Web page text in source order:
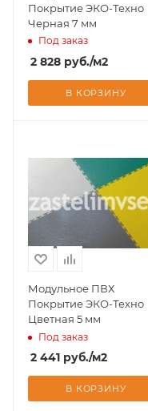
Покрытие ЭКО-Техно
Черная 7 мм
Под заказ
2 828 руб./м2
В КОРЗИНУ
Модульное ПВХ
Покрытие ЭКО-Техно
Цветная 5 мм
Под заказ
2 441 руб./м2
В КОРЗИНУ